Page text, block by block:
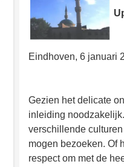
Eindhoven, 6 januari
Gezien het delicate
inleiding
verschillende
mogen bezoeken. Of
respect om met de